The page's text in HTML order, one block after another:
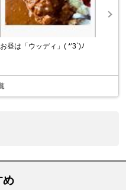
お昼は「ウッディ」( *'3`)ﾉ
め